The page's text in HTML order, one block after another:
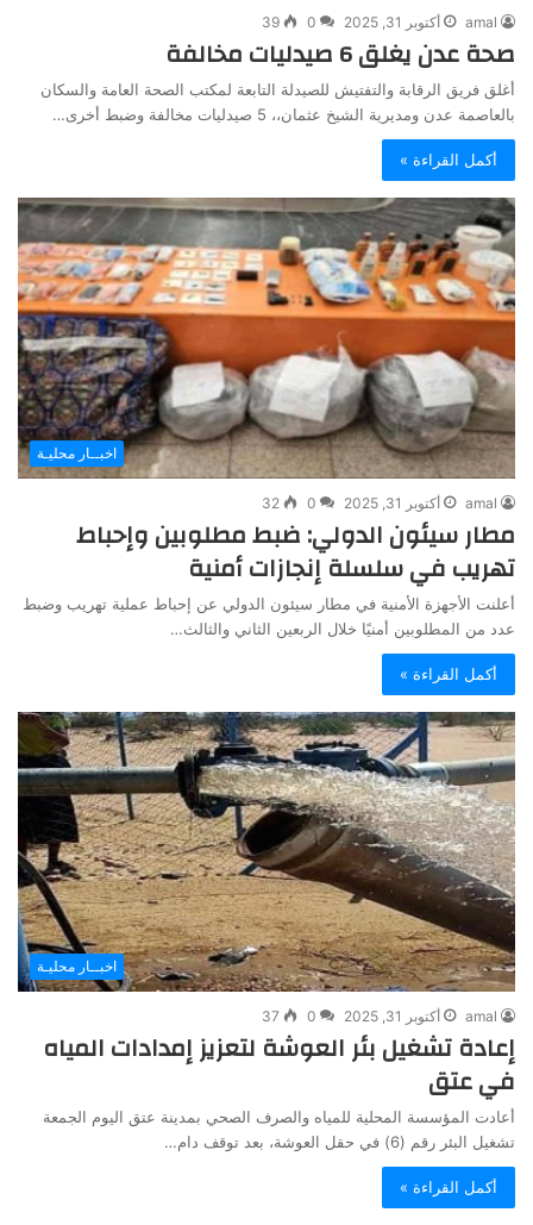
amal أكتوبر 31, 2025 0
39
صحة عدن يغلق 6 صيدليات مخالفة
أغلق فريق الرقابة والتفتيش للصيدلة التابعة لمكتب الصحة العامة والسكان
بالعاصمة عدن ومديرية الشيخ عثمان،، 5 صيدليات مخالفة وضبط أخرى…
أكمل القراءة »
اخبــار محليـة
amal أكتوبر 31, 2025 0
32
مطار سيئون الدولي: ضبط مطلوبين وإحباط
تهريب في سلسلة إنجازات أمنية
أعلنت الأجهزة الأمنية في مطار سيئون الدولي عن إحباط عملية تهريب وضبط
عدد من المطلوبين أمنيًا خلال الربعين الثاني والثالث…
أكمل القراءة »
اخبــار محليـة
amal أكتوبر 31, 2025 0
37
إعادة تشغيل بئر العوشة لتعزيز إمدادات المياه
في عتق
أعادت المؤسسة المحلية للمياه والصرف الصحي بمدينة عتق اليوم الجمعة
تشغيل البئر رقم (6) في حقل العوشة، بعد توقف دام…
أكمل القراءة »